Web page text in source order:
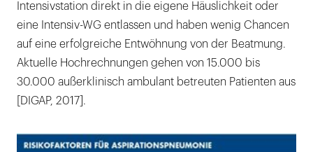
Intensivstation direkt in die eigene Häuslichkeit oder
eine Intensiv-WG entlassen und haben wenig Chancen
auf eine erfolgreiche Entwöhnung von der Beatmung.
Aktuelle Hochrechnungen gehen von 15.000 bis
30.000 außerklinisch ambulant betreuten Patienten aus
[DIGAP, 2017].